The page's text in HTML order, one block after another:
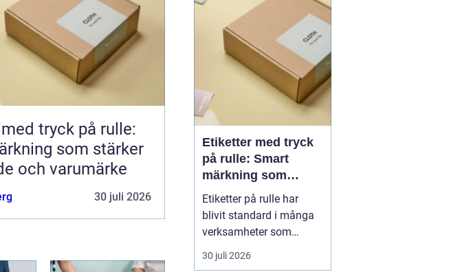
tryck på rulle:
som stärker
och varumärke
30 juli 2026
undan långsamt, avlopp
luktar illa eller
golvbrunnar bubblar är...
Etiketter med tryck
på rulle: Smart
märkning som
stärker både flöde
och varumärke
Etiketter på rulle har
blivit standard i många
verksamheter som
behöver snabb, tydlig
och hållbar märkning.
30 juli 2026